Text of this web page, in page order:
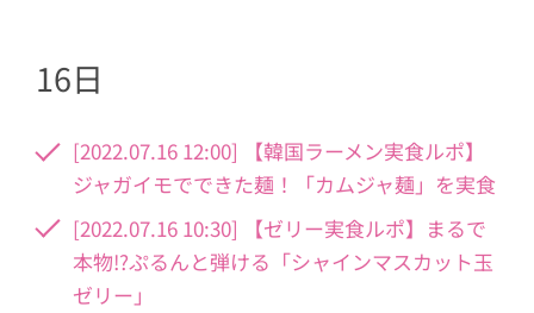
16日
[2022.07.16 12:00] 【韓国ラーメン実食ルポ】
ジャガイモでできた麺！「カムジャ麺」を実食
[2022.07.16 10:30] 【ゼリー実食ルポ】まるで
本物!?ぷるんと弾ける「シャインマスカット玉
ゼリー」